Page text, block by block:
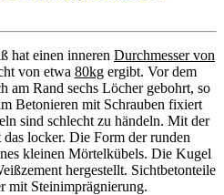
hat einen inneren Durchmesser von
von etwa 80kgergibt. Vor dem
am Rand sechs Löcher gebohrt, so
Betonieren mit Schrauben fixiert
sind schlecht zu händeln. Mit der
locker. Die Form der runden
kleinen Mörtelkübels. Die Kugel
hergestellt. Sichtbetonteile
mit Steinimprägnierung.